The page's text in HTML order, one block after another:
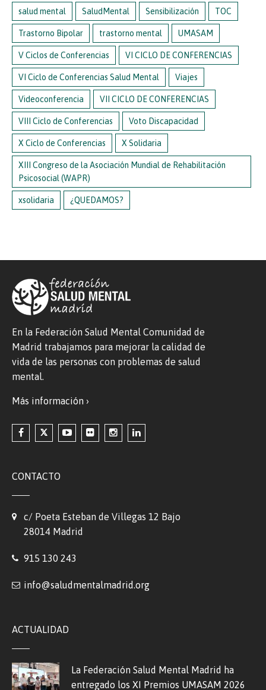
salud mental SaludMental Sensibilización TOC
Trastorno Bipolar trastorno mental UMASAM
V Ciclos de Conferencias VI CICLO DE CONFERENCIAS
VI Ciclo de Conferencias Salud Mental Viajes
Videoconferencia VII CICLO DE CONFERENCIAS
VIII Ciclo de Conferencias Voto Discapacidad
X Ciclo de Conferencias X Solidaria
XIII Congreso de la Asociación Mundial de Rehabilitación
Psicosocial (WAPR)
xsolidaria ¿QUEDAMOS?
En la Federación Salud Mental Comunidad de
Madrid trabajamos para mejorar la calidad de
vida de las personas con problemas de salud
mental.
Más información ›
CONTACTO
c/ Poeta Esteban de Villegas 12 Bajo
28014 Madrid
915 130 243
info@saludmentalmadrid.org
ACTUALIDAD
La Federación Salud Mental Madrid ha
entregado los XI Premios UMASAM 2026